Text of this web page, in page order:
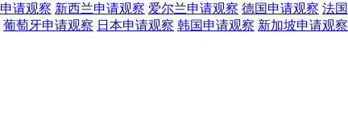
申请观察 新西兰申请观察 爱尔兰申请观察 德国申请观察 法国
葡萄牙申请观察 日本申请观察 韩国申请观察 新加坡申请观察